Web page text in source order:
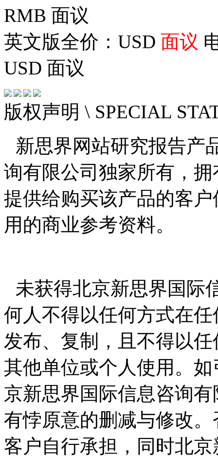
RMB 面议
英文版全价：USD 面议
USD 面议
版权声明 \ SPECIAL
新思界网站研究报告产
询有限公司独家所有，
提供给购买该产品的客
用的商业参考资料。
未获得北京新思界国际
何人不得以任何方式在
发布、复制，且不得以
其他单位或个人使用。
京新思界国际信息咨询
有悖原意的删减与修改
客户自行承担，同时北